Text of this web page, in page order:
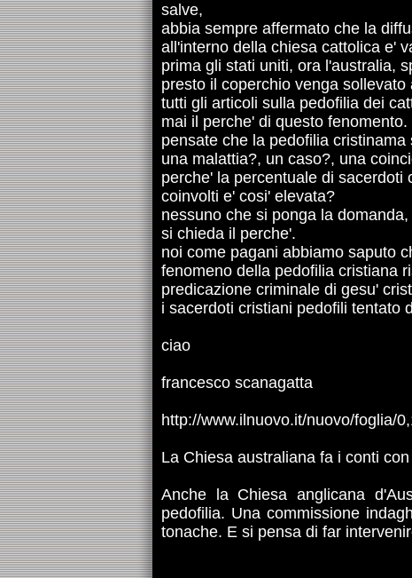
salve,
abbia sempre affermato che la
all'interno della chiesa cattolica e'
prima gli stati uniti, ora l'australia,
presto il coperchio venga sollevato
tutti gli articoli sulla pedofilia dei
mai il perche' di questo fenomento.
pensate che la pedofilia cristinama
una malattia?, un caso?, una
perche' la percentuale di sacerdoti
coinvolti e' cosi' elevata?
nessuno che si ponga la
si chieda il perche'.
noi come pagani abbiamo saputo
fenomeno della pedofilia cristiana
predicazione criminale di gesu'
i sacerdoti cristiani pedofili tentato
ciao
francesco scanagatta
http://www.ilnuovo.it/nuovo/foglia/
La Chiesa australiana fa i conti
Anche la Chiesa anglicana
pedofilia. Una commissione
tonache. E si pensa di far